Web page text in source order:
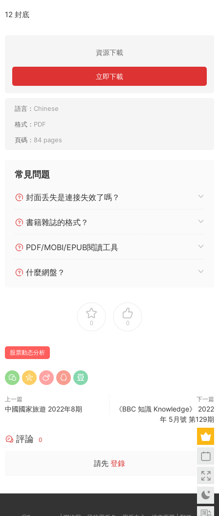
12 封底
資源下載
立即下載
語言： Chinese
格式： PDF
頁碼： 84 pages
常見問題
封面丢失是連接失效了嗎？
書籍雜誌的格式？
PDF/MOBI/EPUB閱讀工具
什麼網盤？
0 0
股票動态分析
上一篇
中國國家旅遊 2022年8期
下一篇
《BBC 知識 Knowledge》 2022
年 5月號 第129期
評論 0
請先 登錄